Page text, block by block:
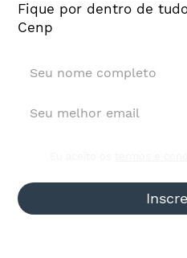
Primeiro trimestre
bilhões de
Painel Cenp-Meios
Fique por dentro de
Cenp